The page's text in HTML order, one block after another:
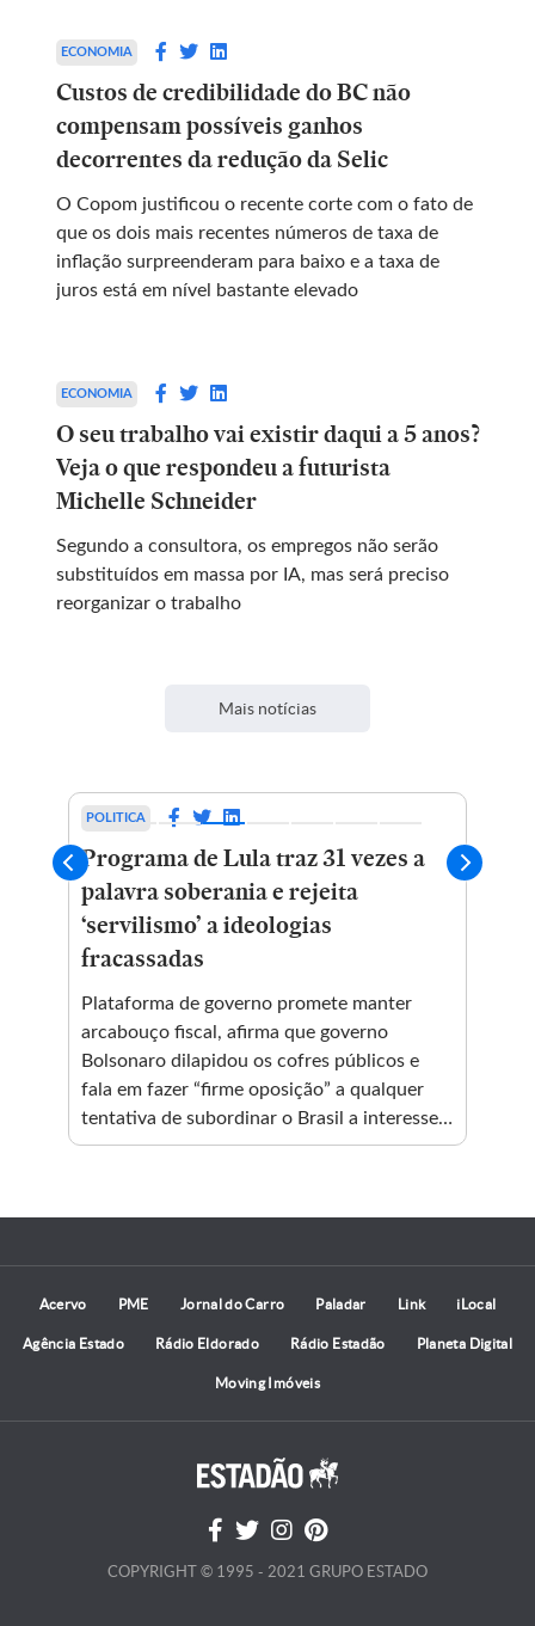
ECONOMIA
Custos de credibilidade do BC não
compensam possíveis ganhos
decorrentes da redução da Selic
O Copom justificou o recente corte com o fato de
que os dois mais recentes números de taxa de
inflação surpreenderam para baixo e a taxa de
juros está em nível bastante elevado
ECONOMIA
O seu trabalho vai existir daqui a 5 anos?
Veja o que respondeu a futurista
Michelle Schneider
Segundo a consultora, os empregos não serão
substituídos em massa por IA, mas será preciso
reorganizar o trabalho
Mais notícias
POLITICA
Programa de Lula traz 31 vezes a
palavra soberania e rejeita
‘servilismo’ a ideologias
fracassadas
Plataforma de governo promete manter
arcabouço fiscal, afirma que governo
Bolsonaro dilapidou os cofres públicos e
fala em fazer “firme oposição” a qualquer
tentativa de subordinar o Brasil a interesses
estrangeiros
Acervo PME Jornal do Carro Paladar Link iLocal
Agência Estado Rádio Eldorado Rádio Estadão Planeta Digital
Moving Imóveis
COPYRIGHT © 1995 - 2021 GRUPO ESTADO